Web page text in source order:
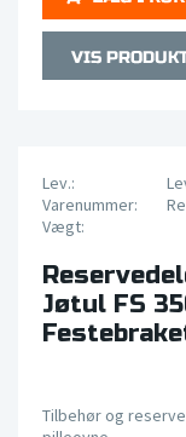
Lev.:
Varenummer:
Vægt:
Jøtul FS
Tilbehør og